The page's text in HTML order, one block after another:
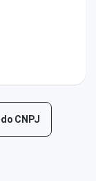
CNPJ